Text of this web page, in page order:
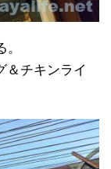
チキンライ